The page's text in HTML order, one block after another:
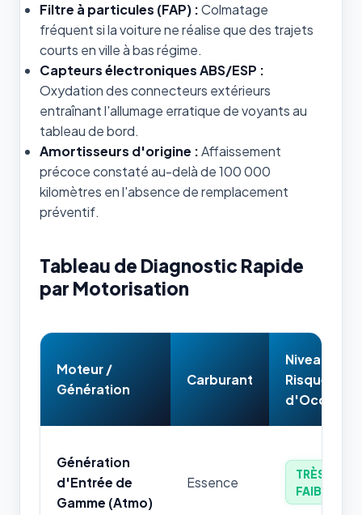
Filtre à particules (FAP) :Colmatage
fréquent si la voiture ne réalise que des trajets
courts en ville à bas régime.
Capteurs électroniques ABS/ESP :
Oxydation des connecteurs extérieurs
entraînant l'allumage erratique de voyants au
tableau de bord.
Amortisseurs d'origine :Affaissement
précoce constaté au-delà de 100 000
kilomètres en l'absence de remplacement
préventif.
Tableau de Diagnostic Rapide
par Motorisation
Moteur /
Génération
Carburant
Niveau de
Risque
d'Occasion
Génération
d'Entrée de
Gamme (Atmo)
Essence
TRÈS
FAIBLE